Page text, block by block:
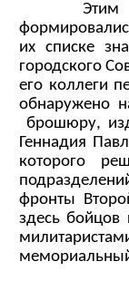
Этим
их списке
городского
его коллеги
обнаружено
брошюру,
Геннадия
которого
фронты
здесь бойцов